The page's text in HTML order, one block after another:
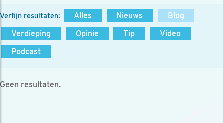
Verfijn resultaten: Alles Nieuws
Blog
Verdieping
Opinie Tip
Video
Podcast
Geen resultaten.